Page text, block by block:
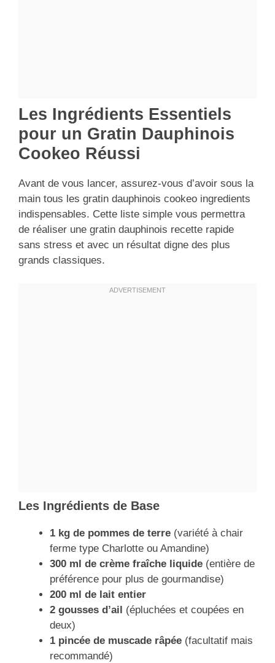
Les Ingrédients Essentiels
pour un Gratin Dauphinois
Cookeo Réussi
Avant de vous lancer, assurez-vous d’avoir sous la
main tous les gratin dauphinois cookeo ingredients
indispensables. Cette liste simple vous permettra
de réaliser une gratin dauphinois recette rapide
sans stress et avec un résultat digne des plus
grands classiques.
Les Ingrédients de Base
1 kg de pommes de terre (variété à chair
ferme type Charlotte ou Amandine)
300 ml de crème fraîche liquide (entière de
préférence pour plus de gourmandise)
200 ml de lait entier
2 gousses d’ail
(épluchées et coupées en
deux)
1 pincée de muscade râpée (facultatif mais
recommandé)